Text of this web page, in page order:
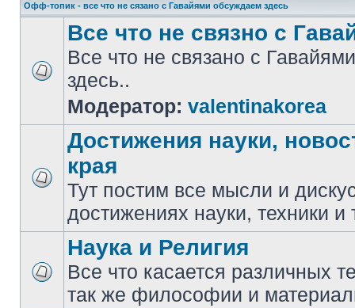
Офф-топик - все что не сязано с Гавайями обсуждаем здесь
Все что не связно с
Все что не связано с
здесь..
Модератор: valentinakorea
Достижения науки,
края
Тут постим все мысли и
достижениях науки, техники и
Наука и Религия
Все что касается различных
так же философии и